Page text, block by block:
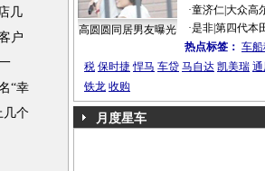
几
户
“幸
几个
高圆圆同居男友曝光
·童济仁|大众高
·是非|第四代本
热点标签： 车
税 保时捷 悍马 车贷 马自达 凯美瑞
铁龙 收购
月度星车